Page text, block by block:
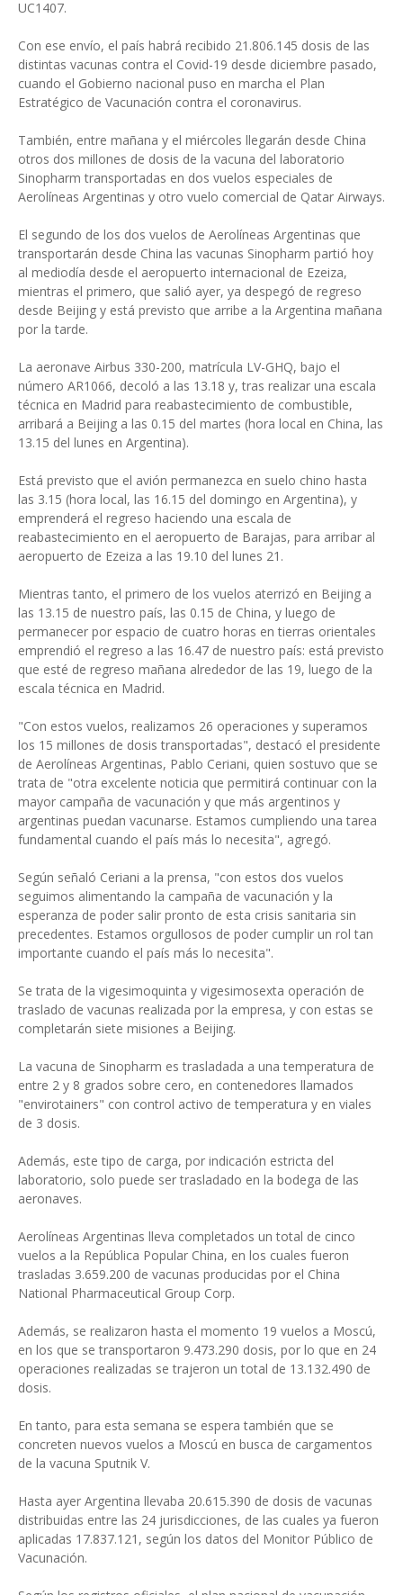
UC1407.
Con ese envío, el país habrá recibido 21.806.145 dosis de las
distintas vacunas contra el Covid-19 desde diciembre pasado,
cuando el Gobierno nacional puso en marcha el Plan
Estratégico de Vacunación contra el coronavirus.
También, entre mañana y el miércoles llegarán desde China
otros dos millones de dosis de la vacuna del laboratorio
Sinopharm transportadas en dos vuelos especiales de
Aerolíneas Argentinas y otro vuelo comercial de Qatar Airways.
El segundo de los dos vuelos de Aerolíneas Argentinas que
transportarán desde China las vacunas Sinopharm partió hoy
al mediodía desde el aeropuerto internacional de Ezeiza,
mientras el primero, que salió ayer, ya despegó de regreso
desde Beijing y está previsto que arribe a la Argentina mañana
por la tarde.
La aeronave Airbus 330-200, matrícula LV-GHQ, bajo el
número AR1066, decoló a las 13.18 y, tras realizar una escala
técnica en Madrid para reabastecimiento de combustible,
arribará a Beijing a las 0.15 del martes (hora local en China, las
13.15 del lunes en Argentina).
Está previsto que el avión permanezca en suelo chino hasta
las 3.15 (hora local, las 16.15 del domingo en Argentina), y
emprenderá el regreso haciendo una escala de
reabastecimiento en el aeropuerto de Barajas, para arribar al
aeropuerto de Ezeiza a las 19.10 del lunes 21.
Mientras tanto, el primero de los vuelos aterrizó en Beijing a
las 13.15 de nuestro país, las 0.15 de China, y luego de
permanecer por espacio de cuatro horas en tierras orientales
emprendió el regreso a las 16.47 de nuestro país: está previsto
que esté de regreso mañana alrededor de las 19, luego de la
escala técnica en Madrid.
"Con estos vuelos, realizamos 26 operaciones y superamos
los 15 millones de dosis transportadas", destacó el presidente
de Aerolíneas Argentinas, Pablo Ceriani, quien sostuvo que se
trata de "otra excelente noticia que permitirá continuar con la
mayor campaña de vacunación y que más argentinos y
argentinas puedan vacunarse. Estamos cumpliendo una tarea
fundamental cuando el país más lo necesita", agregó.
Según señaló Ceriani a la prensa, "con estos dos vuelos
seguimos alimentando la campaña de vacunación y la
esperanza de poder salir pronto de esta crisis sanitaria sin
precedentes. Estamos orgullosos de poder cumplir un rol tan
importante cuando el país más lo necesita".
Se trata de la vigesimoquinta y vigesimosexta operación de
traslado de vacunas realizada por la empresa, y con estas se
completarán siete misiones a Beijing.
La vacuna de Sinopharm es trasladada a una temperatura de
entre 2 y 8 grados sobre cero, en contenedores llamados
"envirotainers" con control activo de temperatura y en viales
de 3 dosis.
Además, este tipo de carga, por indicación estricta del
laboratorio, solo puede ser trasladado en la bodega de las
aeronaves.
Aerolíneas Argentinas lleva completados un total de cinco
vuelos a la República Popular China, en los cuales fueron
trasladas 3.659.200 de vacunas producidas por el China
National Pharmaceutical Group Corp.
Además, se realizaron hasta el momento 19 vuelos a Moscú,
en los que se transportaron 9.473.290 dosis, por lo que en 24
operaciones realizadas se trajeron un total de 13.132.490 de
dosis.
En tanto, para esta semana se espera también que se
concreten nuevos vuelos a Moscú en busca de cargamentos
de la vacuna Sputnik V.
Hasta ayer Argentina llevaba 20.615.390 de dosis de vacunas
distribuidas entre las 24 jurisdicciones, de las cuales ya fueron
aplicadas 17.837.121, según los datos del Monitor Público de
Vacunación.